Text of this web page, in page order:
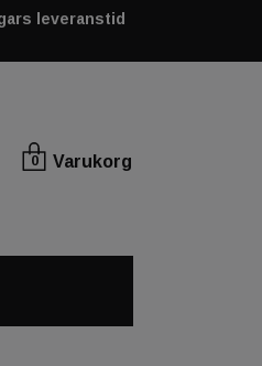
leveranstid
0 Varukorg